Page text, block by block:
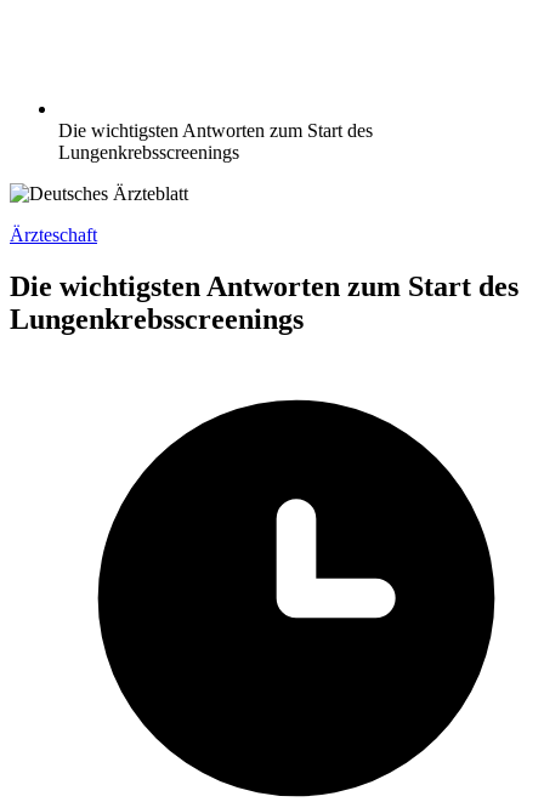
Die wichtigsten Antworten zum Start des
Lungenkrebsscreenings
Ärzteschaft
Die wichtigsten Antworten zum Start des
Lungenkrebsscreenings